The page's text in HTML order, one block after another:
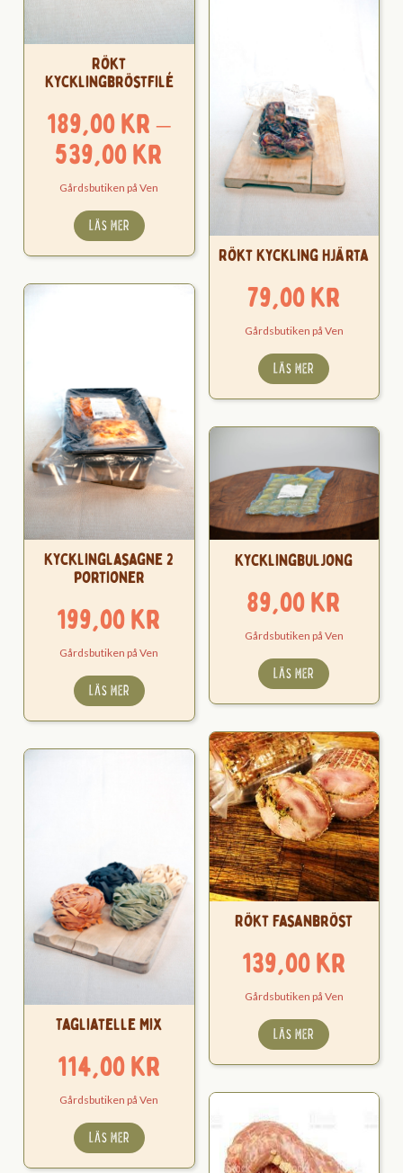
Rökt
Kycklingbröstfilé
189,00kr –
539,00kr Prisintervall:
189,00 kr
539,00 kr
Gårdsbutiken på Ven
LÄS MER
Rökt Kyckling Hjärta
79,00kr
Gårdsbutiken på Ven
LÄS MER
Kycklinglasagne 2
portioner
199,00kr
Gårdsbutiken på Ven
LÄS MER
Kycklingbuljong
89,00kr
Gårdsbutiken på Ven
LÄS MER
Rökt Fasanbröst
139,00kr
Gårdsbutiken på Ven
LÄS MER
Tagliatelle Mix
114,00kr
Gårdsbutiken på Ven
LÄS MER